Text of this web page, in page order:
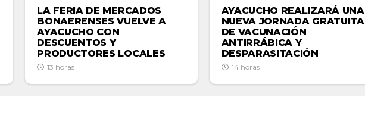
LA FERIA DE MERCADOS
BONAERENSES VUELVE A
AYACUCHO CON
DESCUENTOS Y
PRODUCTORES LOCALES
13 horas
AYACUCHO REALIZARÁ UNA
NUEVA JORNADA GRATUITA
DE VACUNACIÓN
ANTIRRÁBICA Y
DESPARASITACIÓN
14 horas